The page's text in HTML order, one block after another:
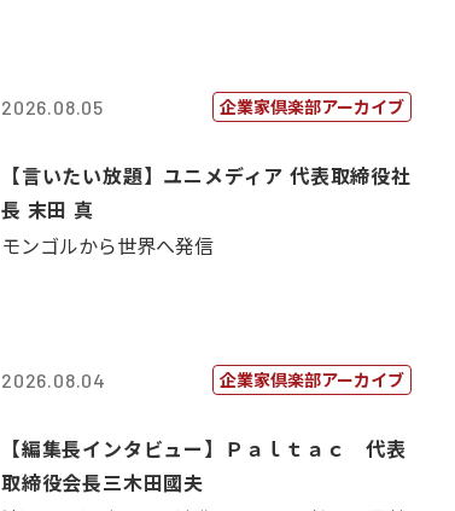
2026.08.05 企業家倶楽部アーカイブ
【言いたい放題】ユニメディア 代表取締役社
長 末田 真
モンゴルから世界へ発信
2026.08.04 企業家倶楽部アーカイブ
【編集長インタビュー】Ｐａｌｔａｃ 代表
取締役会長三木田國夫